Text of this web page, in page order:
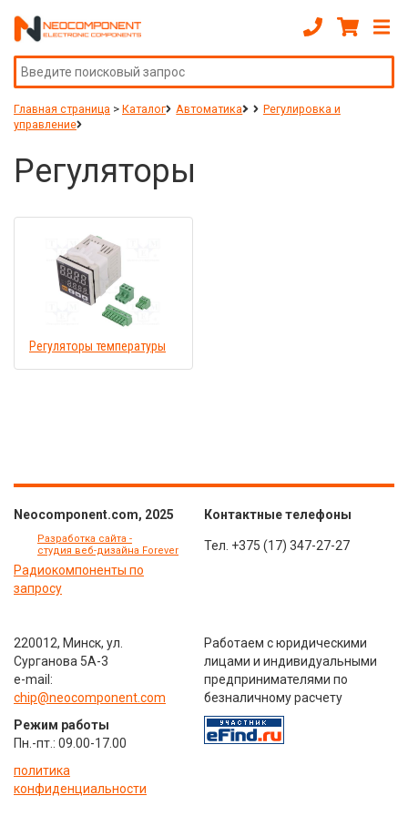
Главная страница > Каталог Автоматика
Регулировка и
управление
Регуляторы
Регуляторы температуры
Neocomponent.com, 2025
Разработка сайта -
студия веб-дизайна Forever
Радиокомпоненты по
запросу
Контактные телефоны
Тел. +375 (17) 347-27-27
220012, Минск, ул.
Сурганова 5А-3
e-mail:
chip@neocomponent.com
Режим работы
Пн.-пт.: 09.00-17.00
политика
конфиденциальности
Работаем с юридическими
лицами и индивидуальными
предпринимателями по
безналичному расчету